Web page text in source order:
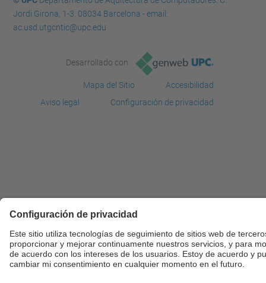
Jordi Girona, 1-3. 08034 Barcelona - email:
ac.usd.utgcntic@upc.edu
Desarrollado con
Mapa del Sitio
Accesibilidad
Aviso legal
Configuración de privacidad